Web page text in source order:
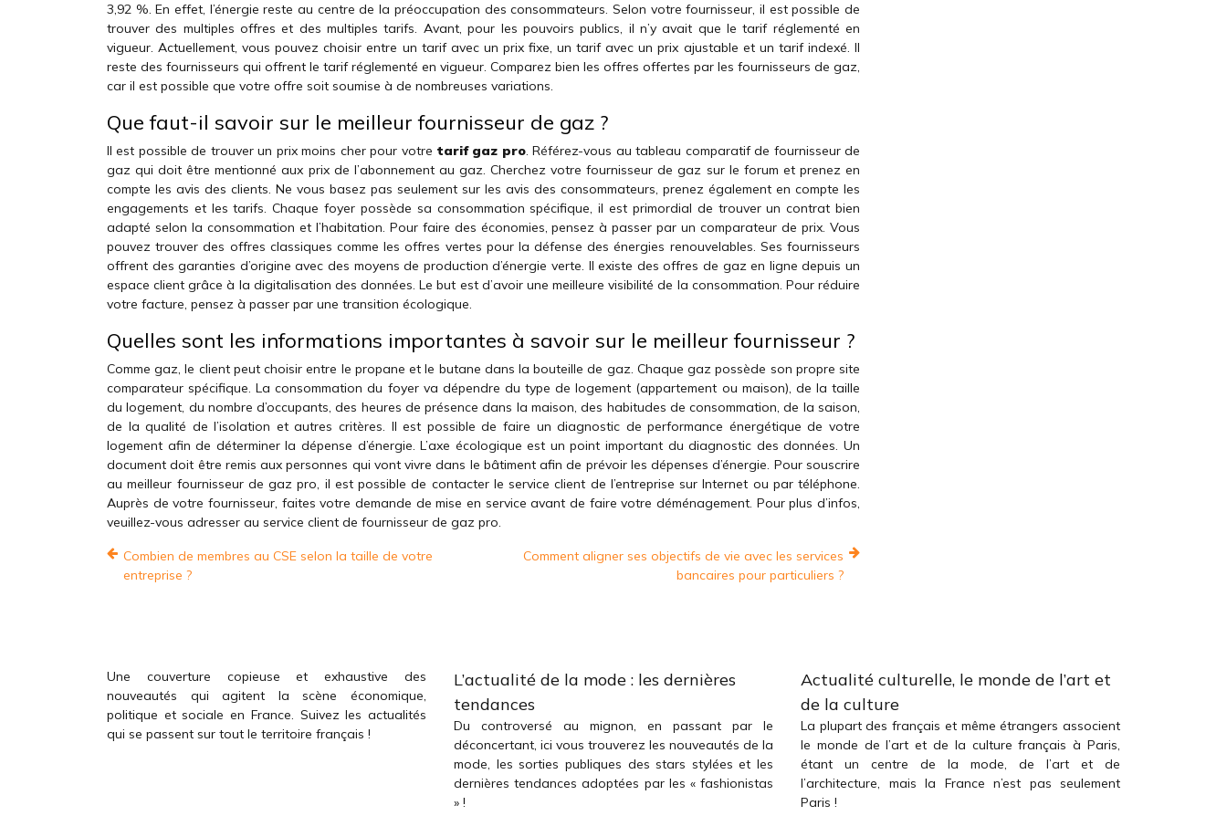
3,92 %. En effet, l’énergie reste au centre de la préoccupation des consommateurs. Selon votre fournisseur, il est possible de
trouver des multiples offres et des multiples tarifs. Avant, pour les pouvoirs publics, il n’y avait que le tarif réglementé en
vigueur. Actuellement, vous pouvez choisir entre un tarif avec un prix fixe, un tarif avec un prix ajustable et un tarif indexé. Il
reste des fournisseurs qui offrent le tarif réglementé en vigueur. Comparez bien les offres offertes par les fournisseurs de gaz,
car il est possible que votre offre soit soumise à de nombreuses variations.
Que faut-il savoir sur le meilleur fournisseur de gaz ?
Il est possible de trouver un prix moins cher pour votre tarif gaz pro. Référez-vous au tableau comparatif de fournisseur de
gaz qui doit être mentionné aux prix de l’abonnement au gaz. Cherchez votre fournisseur de gaz sur le forum et prenez en
compte les avis des clients. Ne vous basez pas seulement sur les avis des consommateurs, prenez également en compte les
engagements et les tarifs. Chaque foyer possède sa consommation spécifique, il est primordial de trouver un contrat bien
adapté selon la consommation et l’habitation. Pour faire des économies, pensez à passer par un comparateur de prix. Vous
pouvez trouver des offres classiques comme les offres vertes pour la défense des énergies renouvelables. Ses fournisseurs
offrent des garanties d’origine avec des moyens de production d’énergie verte. Il existe des offres de gaz en ligne depuis un
espace client grâce à la digitalisation des données. Le but est d’avoir une meilleure visibilité de la consommation. Pour réduire
votre facture, pensez à passer par une transition écologique.
Quelles sont les informations importantes à savoir sur le meilleur fournisseur ?
Comme gaz, le client peut choisir entre le propane et le butane dans la bouteille de gaz. Chaque gaz possède son propre site
comparateur spécifique. La consommation du foyer va dépendre du type de logement (appartement ou maison), de la taille
du logement, du nombre d’occupants, des heures de présence dans la maison, des habitudes de consommation, de la saison,
de la qualité de l’isolation et autres critères. Il est possible de faire un diagnostic de performance énergétique de votre
logement afin de déterminer la dépense d’énergie. L’axe écologique est un point important du diagnostic des données. Un
document doit être remis aux personnes qui vont vivre dans le bâtiment afin de prévoir les dépenses d’énergie. Pour souscrire
au meilleur fournisseur de gaz pro, il est possible de contacter le service client de l’entreprise sur Internet ou par téléphone.
Auprès de votre fournisseur, faites votre demande de mise en service avant de faire votre déménagement. Pour plus d’infos,
veuillez-vous adresser au service client de fournisseur de gaz pro.
Combien de membres au CSE selon la taille de votre
entreprise ?
Comment aligner ses objectifs de vie avec les services
bancaires pour particuliers ?
Une couverture copieuse et exhaustive des
nouveautés qui agitent la scène économique,
politique et sociale en France. Suivez les actualités
qui se passent sur tout le territoire français !
L’actualité de la mode : les dernières
tendances
Du controversé au mignon, en passant par le
déconcertant, ici vous trouverez les nouveautés de la
mode, les sorties publiques des stars stylées et les
dernières tendances adoptées par les « fashionistas
» !
Actualité culturelle, le monde de l’art et
de la culture
La plupart des français et même étrangers associent
le monde de l’art et de la culture français à Paris,
étant un centre de la mode, de l’art et de
l’architecture, mais la France n’est pas seulement
Paris !